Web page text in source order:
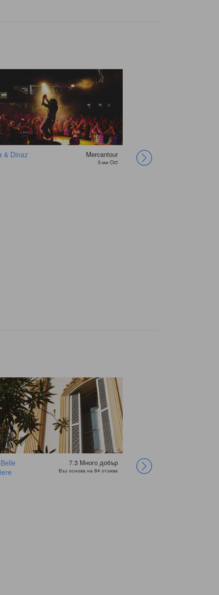
& Dinaz Mercantour
3-ми Oct
L'Héritage
Goldman
7.3 Много добър
Въз основа на 84 отзива
Hotel Univers
Splendid Hotel And
Spa
Hotel Ozz By
Happyculture